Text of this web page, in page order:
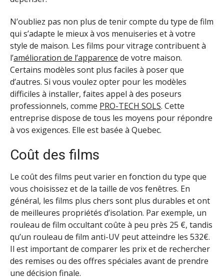
N’oubliez pas non plus de tenir compte du type de film
qui s’adapte le mieux à vos menuiseries et à votre
style de maison. Les films pour vitrage contribuent à
l’amélioration de l’apparence de votre maison.
Certains modèles sont plus faciles à poser que
d’autres. Si vous voulez opter pour les modèles
difficiles à installer, faites appel à des poseurs
professionnels, comme PRO-TECH SOLS. Cette
entreprise dispose de tous les moyens pour répondre
à vos exigences. Elle est basée à Quebec.
Coût des films
Le coût des films peut varier en fonction du type que
vous choisissez et de la taille de vos fenêtres. En
général, les films plus chers sont plus durables et ont
de meilleures propriétés d’isolation. Par exemple, un
rouleau de film occultant coûte à peu près 25 €, tandis
qu’un rouleau de film anti-UV peut atteindre les 532€.
Il est important de comparer les prix et de rechercher
des remises ou des offres spéciales avant de prendre
une décision finale.